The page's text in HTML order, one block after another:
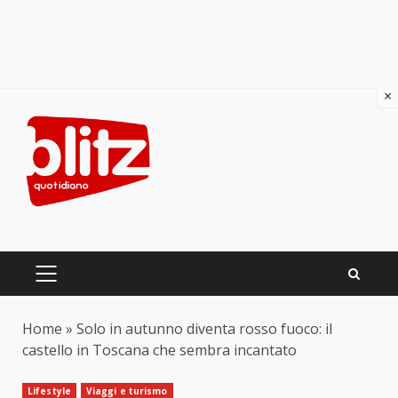
content
PRIMARY
Home » Solo in autunno diventa rosso fuoco: il
castello in Toscana che sembra incantato
Lifestyle Viaggi e turismo
×